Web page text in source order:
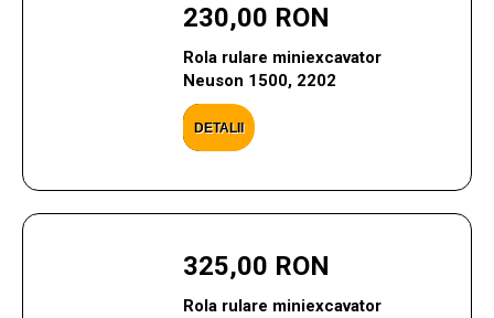
230,00 RON
Rola rulare miniexcavator
Neuson 1500, 2202
DETALII
325,00 RON
Rola rulare miniexcavator